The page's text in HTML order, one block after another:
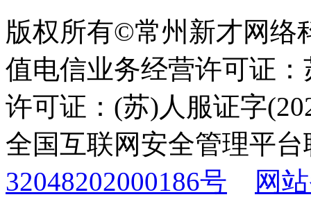
版权所有©常州新才网络
值电信业务经营许可证
许可证：(苏)人服证字
全国互联网安全管理平
32048202000186号
网